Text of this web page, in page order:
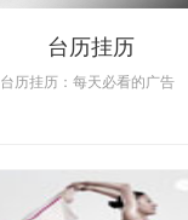
台历挂历
台历挂历：每天必看的广告